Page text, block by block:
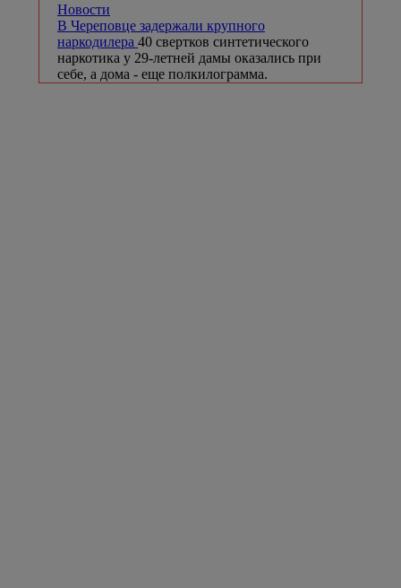
Новости
В Череповце задержали крупного
наркодилера 40 свертков синтетического
наркотика у 29-летней дамы оказались при
себе, а дома - еще полкилограмма.